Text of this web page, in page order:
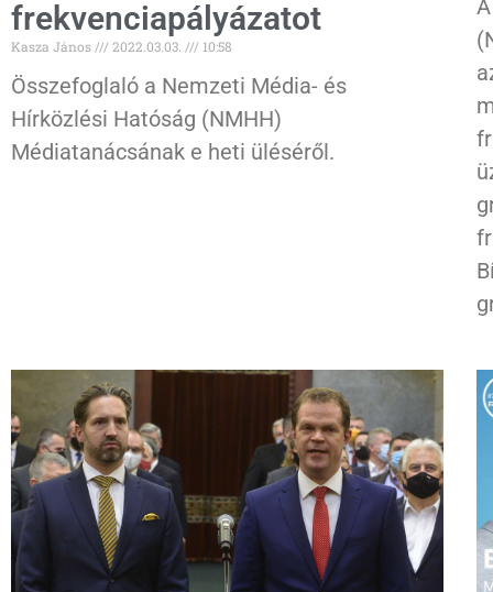
frekvenciapályázatot
Kasza János 2022.03.03. 10:58
Összefoglaló a Nemzeti Média- és
Hírközlési Hatóság (NMHH)
Médiatanácsának e heti üléséről.